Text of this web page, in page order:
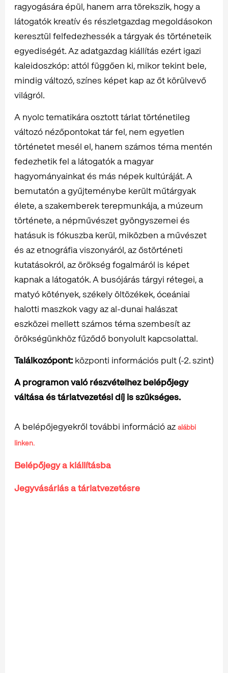
ragyogására épül, hanem arra törekszik, hogy a
látogatók kreatív és részletgazdag megoldásokon
keresztül felfedezhessék a tárgyak és történeteik
egyediségét. Az adatgazdag kiállítás ezért igazi
kaleidoszkóp: attól függően ki, mikor tekint bele,
mindig változó, színes képet kap az őt körülvevő
világról.
A nyolc tematikára osztott tárlat történetileg
változó nézőpontokat tár fel, nem egyetlen
történetet mesél el, hanem számos téma mentén
fedezhetik fel a látogatók a magyar
hagyományainkat és más népek kultúráját. A
bemutatón a gyűjteménybe került műtárgyak
élete, a szakemberek terepmunkája, a múzeum
története, a népművészet gyöngyszemei és
hatásuk is fókuszba kerül, miközben a művészet
és az etnográfia viszonyáról, az őstörténeti
kutatásokról, az örökség fogalmáról is képet
kapnak a látogatók. A busójárás tárgyi rétegei, a
matyó kötények, székely öltözékek, óceániai
halotti maszkok vagy az al-dunai halászat
eszközei mellett számos téma szembesít az
örökségünkhöz fűződő bonyolult kapcsolattal.
Találkozópont: központi információs pult (-2. szint)
A programon való részvételhez belépőjegy
váltása és tárlatvezetési díj is szükséges.
A belépőjegyekről további információ az alábbi
linken.
Belépőjegy a kiállításba
Jegyvásárlás a tárlatvezetésre